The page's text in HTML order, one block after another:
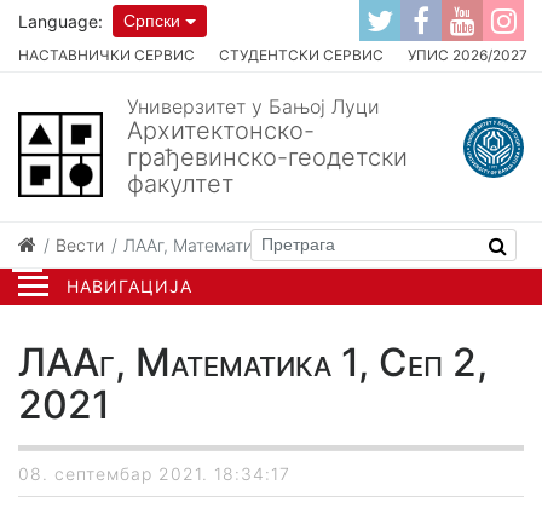
НАВИГАЦИЈА
НАСТАВНИЧКИ СЕРВИС СТУДЕНТСКИ СЕРВИС УПИС 2026/2027
Language: Српски
Универзитет у Бањој Луци
Архитектонско-
грађевинско-геодетски
факултет
Вести ЛААг, Математика 1, Сеп 2, 2021
ЛААг, Математика 1, Сеп 2,
2021
08. септембар 2021. 18:34:17